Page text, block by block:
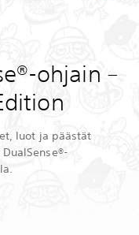
ohjain –
luot ja päästät